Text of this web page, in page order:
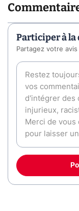
Participer à la
Partagez votre